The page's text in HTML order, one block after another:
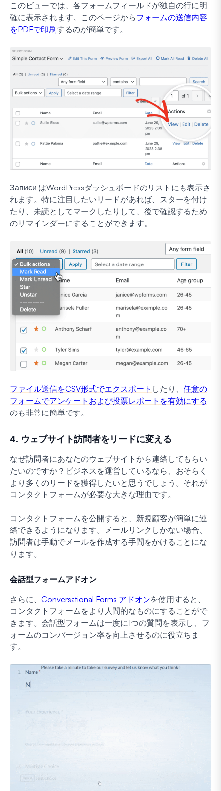
このビューでは、各フォームフィールドが独自の行に明
確に表示されます。このページからフォームの送信内容
をPDFで印刷するのが簡単です。
Записи はWordPressダッシュボードのリストにも表示さ
れます。特に注目したいリードがあれば、スターを付け
たり、未読としてマークしたりして、後で確認するため
のリマインダーにすることができます。
ファイル送信をCSV形式でエクスポート したり、 任意の
フォームでアンケートおよび投票レポートを有効にする
のも非常に簡単です。
4. ウェブサイト訪問者をリードに変える
なぜ訪問者にあなたのウェブサイトから連絡してもらい
たいのですか？ビジネスを運営しているなら、おそらく
より多くのリードを獲得したいと思うでしょう。それが
コンタクトフォームが必要な大きな理由です。
コンタクトフォームを公開すると、新規顧客が簡単に連
絡できるようになります。メールリンクしかない場合、
訪問者は手動でメールを作成する手間をかけることにな
ります。
会話型フォームアドオン
さらに、 Conversational Forms アドオンを使用すると、
コンタクトフォームをより人間的なものにすることがで
きます。会話型フォームは一度に1つの質問を表示し、フ
ォームのコンバージョン率を向上させるのに役立ちま
す。